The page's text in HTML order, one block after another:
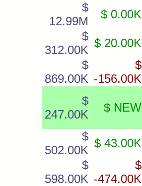
$
12.99M
$ 0.00K
$
312.00K
$ 20.00K
$
869.00K
$
-156.00K
$
247.00K
$ NEW
$
502.00K
$ 43.00K
$
598.00K
$
-474.00K